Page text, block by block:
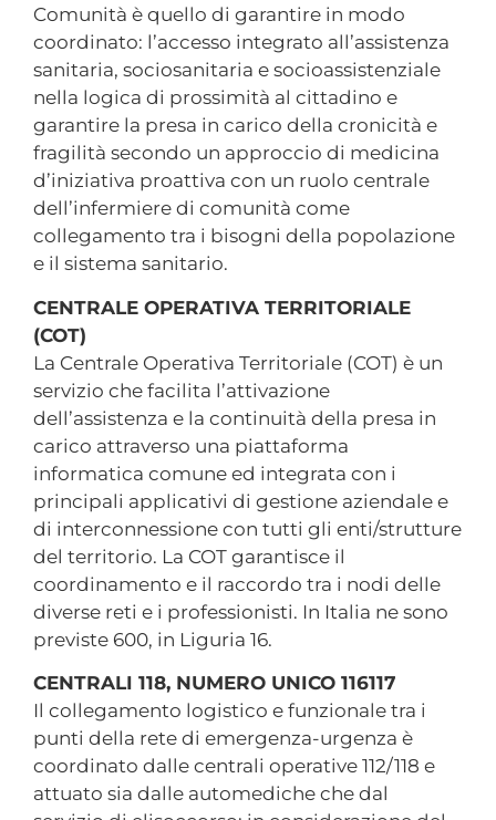
Comunità è quello di garantire in modo
coordinato: l’accesso integrato all’assistenza
sanitaria, sociosanitaria e socioassistenziale
nella logica di prossimità al cittadino e
garantire la presa in carico della cronicità e
fragilità secondo un approccio di medicina
d’iniziativa proattiva con un ruolo centrale
dell’infermiere di comunità come
collegamento tra i bisogni della popolazione
e il sistema sanitario.
CENTRALE OPERATIVA TERRITORIALE
(COT)
La Centrale Operativa Territoriale (COT) è un
servizio che facilita l’attivazione
dell’assistenza e la continuità della presa in
carico attraverso una piattaforma
informatica comune ed integrata con i
principali applicativi di gestione aziendale e
di interconnessione con tutti gli enti/strutture
del territorio. La COT garantisce il
coordinamento e il raccordo tra i nodi delle
diverse reti e i professionisti. In Italia ne sono
previste 600, in Liguria 16.
CENTRALI 118, NUMERO UNICO 116117
Il collegamento logistico e funzionale tra i
punti della rete di emergenza-urgenza è
coordinato dalle centrali operative 112/118 e
attuato sia dalle automediche che dal